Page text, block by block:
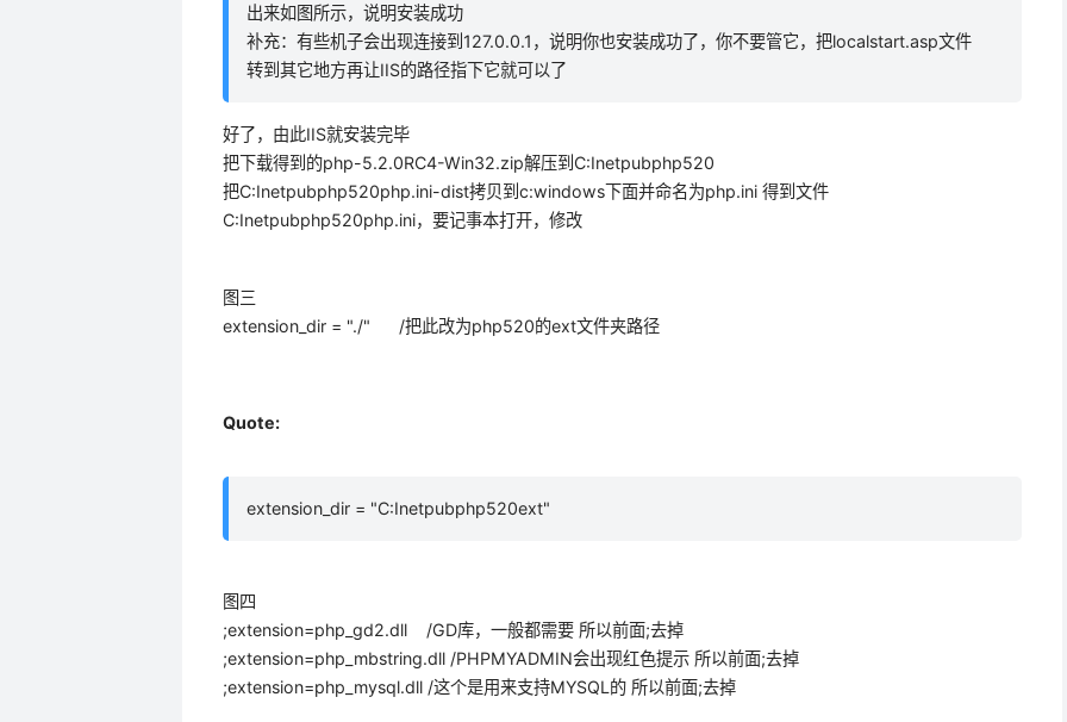
出来如图所示，说明安装成功
补充：有些机子会出现连接到127.0.0.1，说明你也安装成功了，你不要管它，把localstart.asp文件
转到其它地方再让IIS的路径指下它就可以了
好了，由此IIS就安装完毕
把下载得到的php-5.2.0RC4-Win32.zip解压到C:Inetpubphp520
把C:Inetpubphp520php.ini-dist拷贝到c:windows下面并命名为php.ini 得到文件
C:Inetpubphp520php.ini，要记事本打开，修改
图三
extension_dir = "./" /把此改为php520的ext文件夹路径
Quote:
extension_dir = "C:Inetpubphp520ext"
图四
;extension=php_gd2.dll /GD库，一般都需要 所以前面;去掉
;extension=php_mbstring.dll /PHPMYADMIN会出现红色提示 所以前面;去掉
;extension=php_mysql.dll /这个是用来支持MYSQL的 所以前面;去掉